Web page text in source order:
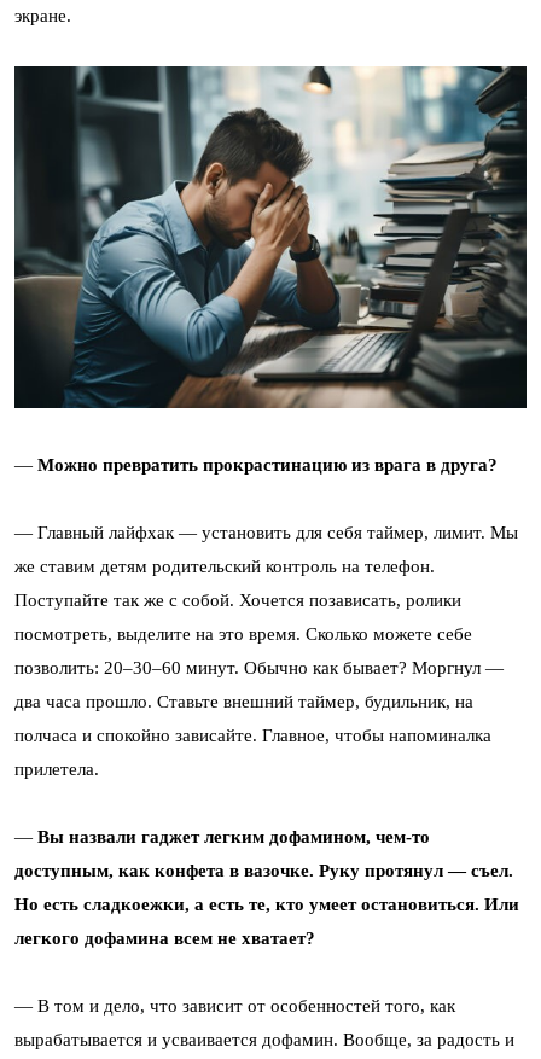
экране.
— Можно превратить прокрастинацию из врага в друга?
— Главный лайфхак — установить для себя таймер, лимит. Мы
же ставим детям родительский контроль на телефон.
Поступайте так же с собой. Хочется позависать, ролики
посмотреть, выделите на это время. Сколько можете себе
позволить: 20–30–60 минут. Обычно как бывает? Моргнул —
два часа прошло. Ставьте внешний таймер, будильник, на
полчаса и спокойно зависайте. Главное, чтобы напоминалка
прилетела.
— Вы назвали гаджет легким дофамином, чем-то
доступным, как конфета в вазочке. Руку протянул — съел.
Но есть сладкоежки, а есть те, кто умеет остановиться. Или
легкого дофамина всем не хватает?
— В том и дело, что зависит от особенностей того, как
вырабатывается и усваивается дофамин. Вообще, за радость и